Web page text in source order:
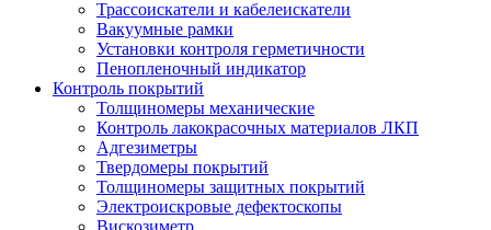
Трассоискатели и кабелеискатели
Вакуумные рамки
Установки контроля герметичности
Пенопленочный индикатор
Контроль покрытий
Толщиномеры механические
Контроль лакокрасочных материалов ЛКП
Адгезиметры
Твердомеры покрытий
Толщиномеры защитных покрытий
Электроискровые дефектоскопы
Вискозиметр